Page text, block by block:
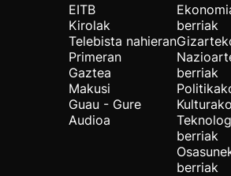
EITB
Kirolak
Telebista nahieran
Primeran
Gaztea
Makusi
Guau - Gure
Audioa
berriak
berriak
berriak
berriak